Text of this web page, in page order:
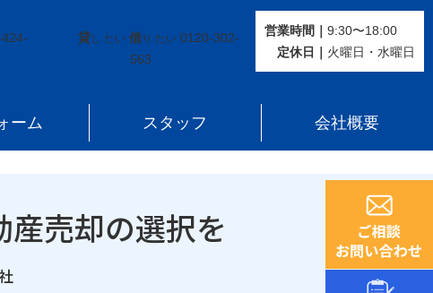
貸し たい 借り たい 0120-302-
563
営業時間｜ 9:30〜18:00
定休⽇｜ 火曜⽇・水曜⽇
ーム スタッフ 会社概要
売却の選択を